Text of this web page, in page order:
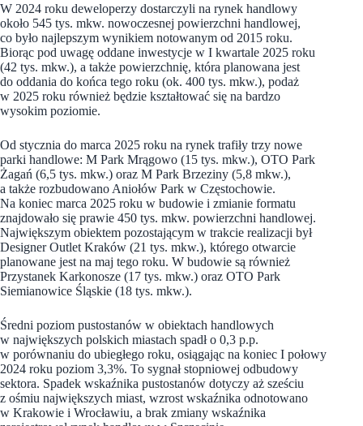
W 2024 roku deweloperzy dostarczyli na rynek handlowy
około 545 tys. mkw. nowoczesnej powierzchni handlowej,
co było najlepszym wynikiem notowanym od 2015 roku.
Biorąc pod uwagę oddane inwestycje w I kwartale 2025 roku
(42 tys. mkw.), a także powierzchnię, która planowana jest
do oddania do końca tego roku (ok. 400 tys. mkw.), podaż
w 2025 roku również będzie kształtować się na bardzo
wysokim poziomie.
Od stycznia do marca 2025 roku na rynek trafiły trzy nowe
parki handlowe: M Park Mrągowo (15 tys. mkw.), OTO Park
Żagań (6,5 tys. mkw.) oraz M Park Brzeziny (5,8 mkw.),
a także rozbudowano Aniołów Park w Częstochowie.
Na koniec marca 2025 roku w budowie i zmianie formatu
znajdowało się prawie 450 tys. mkw. powierzchni handlowej.
Największym obiektem pozostającym w trakcie realizacji był
Designer Outlet Kraków (21 tys. mkw.), którego otwarcie
planowane jest na maj tego roku. W budowie są również
Przystanek Karkonosze (17 tys. mkw.) oraz OTO Park
Siemianowice Śląskie (18 tys. mkw.).
Średni poziom pustostanów w obiektach handlowych
w największych polskich miastach spadł o 0,3 p.p.
w porównaniu do ubiegłego roku, osiągając na koniec I połowy
2024 roku poziom 3,3%. To sygnał stopniowej odbudowy
sektora. Spadek wskaźnika pustostanów dotyczy aż sześciu
z ośmiu największych miast, wzrost wskaźnika odnotowano
w Krakowie i Wrocławiu, a brak zmiany wskaźnika